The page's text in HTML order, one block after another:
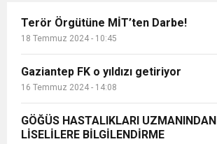
Terör Örgütüne MİT’ten Darbe!
18 Temmuz 2024 - 10:45
Gaziantep FK o yıldızı getiriyor
16 Temmuz 2024 - 14:08
GÖĞÜS HASTALIKLARI UZMANINDAN
LİSELİLERE BİLGİLENDİRME